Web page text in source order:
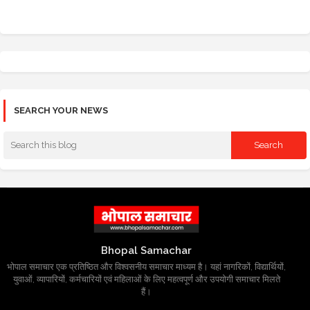
SEARCH YOUR NEWS
Bhopal Samachar
भोपाल समाचार एक प्रतिष्ठित और विश्वसनीय समाचार माध्यम है। यहां नागरिकों, विद्यार्थियों,
युवाओं, व्यापारियों, कर्मचारियों एवं महिलाओं के लिए महत्वपूर्ण और उपयोगी समाचार मिलते
हैं।